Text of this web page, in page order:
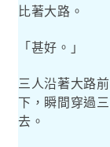
比著大路。
「甚好。」
三人沿著大路
下，瞬間穿過
去。